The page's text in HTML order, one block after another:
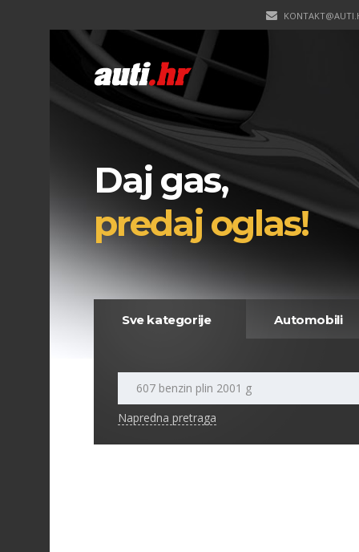
Daj gas,
predaj oglas!
Sve kategorije Automobili
Napredna pretraga